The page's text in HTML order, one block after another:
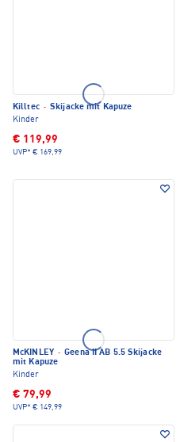
Killtec · Skijacke mit Kapuze
Kinder
€ 119,99
UVP* € 169,99
McKINLEY · Geena II AB 5.5 Skijacke
mit Kapuze
Kinder
€ 79,99
UVP* € 149,99